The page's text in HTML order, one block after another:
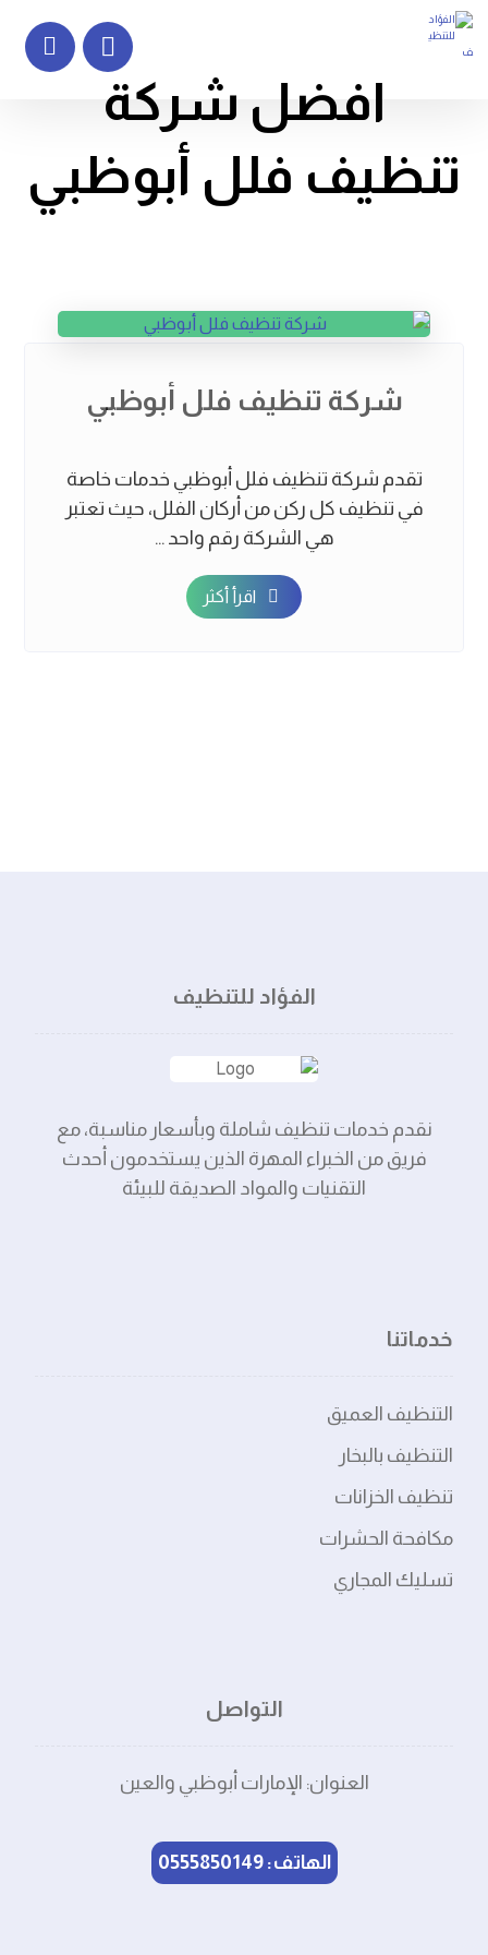
افضل شركة
تنظيف فلل أبوظبي
شركة تنظيف فلل أبوظبي
تقدم شركة تنظيف فلل أبوظبي خدمات خاصة
في تنظيف كل ركن من أركان الفلل، حيث تعتبر
هي الشركة رقم واحد ...
اقرأ أكثر
الفؤاد للتنظيف
نقدم خدمات تنظيف شاملة وبأسعار مناسبة، مع
فريق من الخبراء المهرة الذين يستخدمون أحدث
التقنيات والمواد الصديقة للبيئة
خدماتنا
التنظيف العميق
التنظيف بالبخار
تنظيف الخزانات
مكافحة الحشرات
تسليك المجاري
التواصل
العنوان: الإمارات أبوظبي والعين
الهاتف: 0555850149